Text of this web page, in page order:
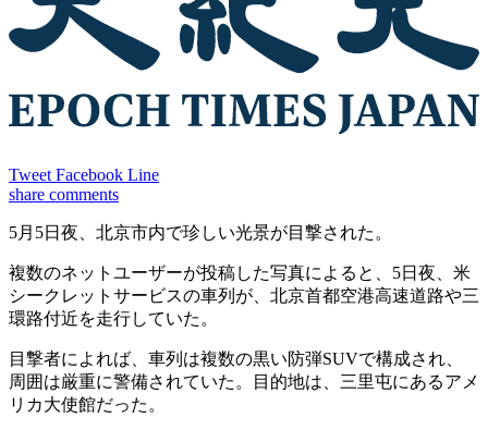
Tweet Facebook Line
share comments
5月5日夜、北京市内で珍しい光景が目撃された。
複数のネットユーザーが投稿した写真によると、5日夜、米
シークレットサービスの車列が、北京首都空港高速道路や三
環路付近を走行していた。
目撃者によれば、車列は複数の黒い防弾SUVで構成され、
周囲は厳重に警備されていた。目的地は、三里屯にあるアメ
リカ大使館だった。